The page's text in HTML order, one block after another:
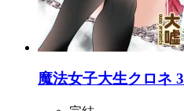
魔法女子大生クロネ 3